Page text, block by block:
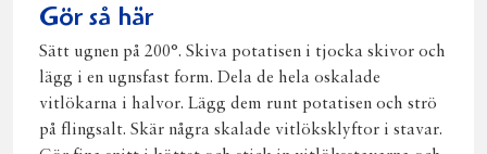
Gör så här
Sätt ugnen på 200°. Skiva potatisen i tjocka skivor och
lägg i en ugnsfast form. Dela de hela oskalade
vitlökarna i halvor. Lägg dem runt potatisen och strö
på flingsalt. Skär några skalade vitlöksklyftor i stavar.